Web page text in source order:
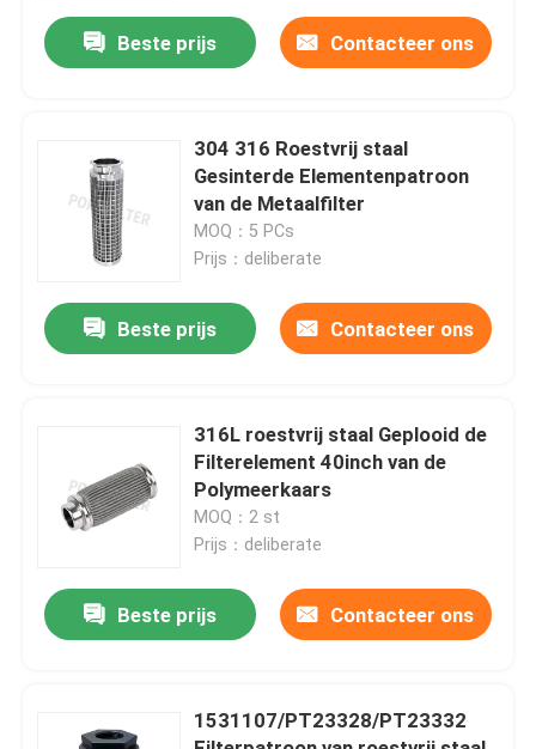
Huis
Videos
Fabrieksrondleiding
Kwaliteitscontrole
Een offerte aanvragen
Hydraulische filterelement
Het Element van de brandstoffilter
Beste prijs Contacteer ons
304 316 Roestvrij staal
Gesinterde Elementenpatroon
van de Metaalfilter
MOQ：5 PCs
Prijs：deliberate
Beste prijs Contacteer ons
316L roestvrij staal Geplooid de
Filterelement 40inch van de
Polymeerkaars
MOQ：2 st
Prijs：deliberate
Beste prijs Contacteer ons
1531107/PT23328/PT23332